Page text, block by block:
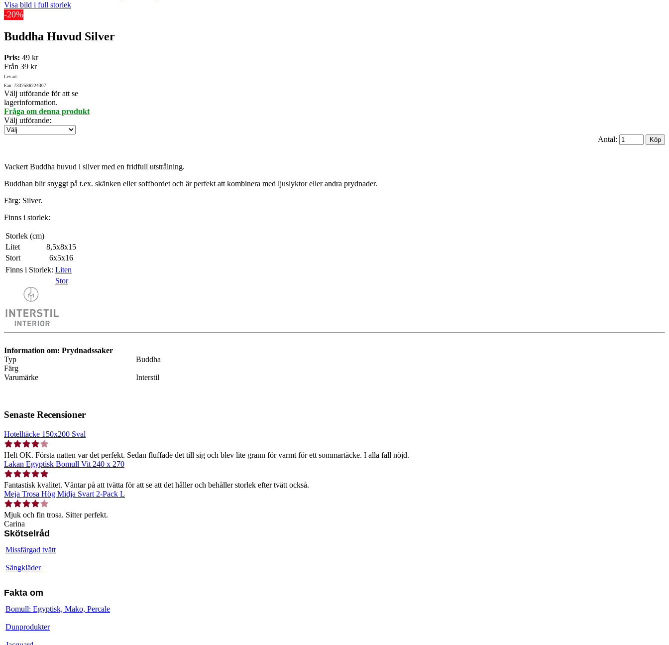
Visa bild i full storlek
-20%
Buddha Huvud Silver
Pris: 49 kr
Från 39 kr
Lev.art:
Ean: 7332586224307
Välj utförande för att se
lagerinformation.
Fråga om denna produkt
Välj utförande:
Antal:
Vackert Buddha huvud i silver med en fridfull utstrålning.
Buddhan blir snyggt på t.ex. skänken eller soffbordet och är perfekt att kombinera med ljuslyktor eller andra prydnader.
Färg: Silver.
Finns i storlek:
Storlek (cm)
Litet
8,5x8x15
Stort
6x5x16
Finns i Storlek: Liten
Stor
Information om: Prydnadssaker
Typ
Buddha
Färg
Varumärke
Interstil
Senaste Recensioner
Hotelltäcke 150x200 Sval
Helt OK. Första natten var det perfekt. Sedan fluffade det till sig och blev lite grann för varmt för ett sommartäcke. I alla fall nöjd.
Lakan Egyptisk Bomull Vit 240 x 270
Fantastisk kvalitet. Väntar på att tvätta för att se att det håller och behåller storlek efter tvätt också.
Meja Trosa Hög Midja Svart 2-Pack L
Mjuk och fin trosa. Sitter perfekt.
Carina
Skötselråd
Missfärgad tvätt
Sängkläder
Fakta om
Bomull: Egyptisk, Mako, Percale
Dunprodukter